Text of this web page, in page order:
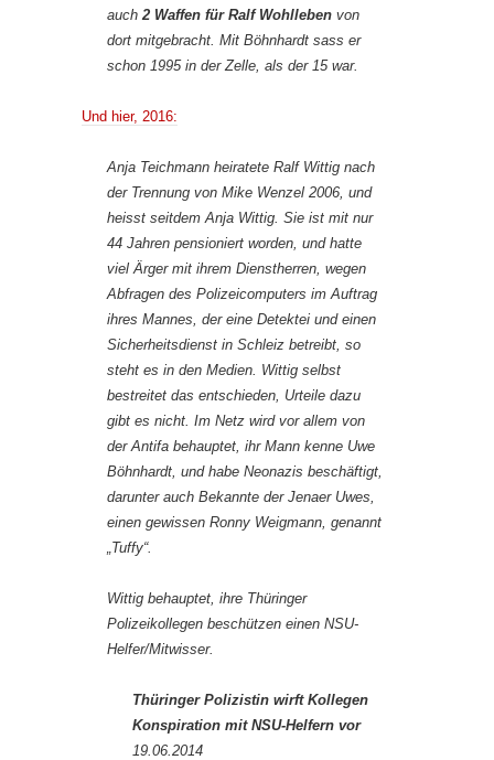
auch 2 Waffen für Ralf Wohlleben von
dort mitgebracht. Mit Böhnhardt sass er
schon 1995 in der Zelle, als der 15 war.
Und hier, 2016:
Anja Teichmann heiratete Ralf Wittig nach
der Trennung von Mike Wenzel 2006, und
heisst seitdem Anja Wittig. Sie ist mit nur
44 Jahren pensioniert worden, und hatte
viel Ärger mit ihrem Dienstherren, wegen
Abfragen des Polizeicomputers im Auftrag
ihres Mannes, der eine Detektei und einen
Sicherheitsdienst in Schleiz betreibt, so
steht es in den Medien. Wittig selbst
bestreitet das entschieden, Urteile dazu
gibt es nicht. Im Netz wird vor allem von
der Antifa behauptet, ihr Mann kenne Uwe
Böhnhardt, und habe Neonazis beschäftigt,
darunter auch Bekannte der Jenaer Uwes,
einen gewissen Ronny Weigmann, genannt
„Tuffy“.
Wittig behauptet, ihre Thüringer
Polizeikollegen beschützen einen NSU-
Helfer/Mitwisser.
Thüringer Polizistin wirft Kollegen
Konspiration mit NSU-Helfern vor
19.06.2014